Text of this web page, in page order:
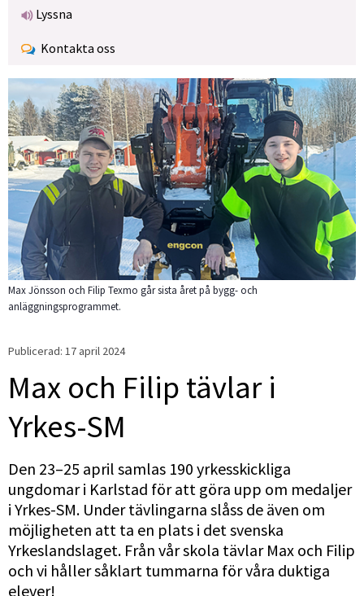
Lyssna
Kontakta oss
Max Jönsson och Filip Texmo går sista året på bygg- och
anläggningsprogrammet.
Publicerad: 17 april 2024
Max och Filip tävlar i
Yrkes-SM
Den 23–25 april samlas 190 yrkesskickliga
ungdomar i Karlstad för att göra upp om medaljer
i Yrkes-SM. Under tävlingarna slåss de även om
möjligheten att ta en plats i det svenska
Yrkeslandslaget. Från vår skola tävlar Max och Filip
och vi håller såklart tummarna för våra duktiga
elever!